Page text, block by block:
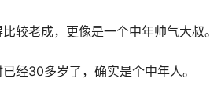
较老成，更像是一个中年帅气大叔。
经30多岁了，确实是个中年人。